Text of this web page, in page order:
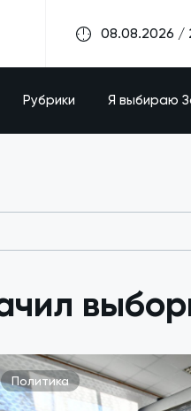
08.08.2026 /
Рубрики Я выбираю
Политика